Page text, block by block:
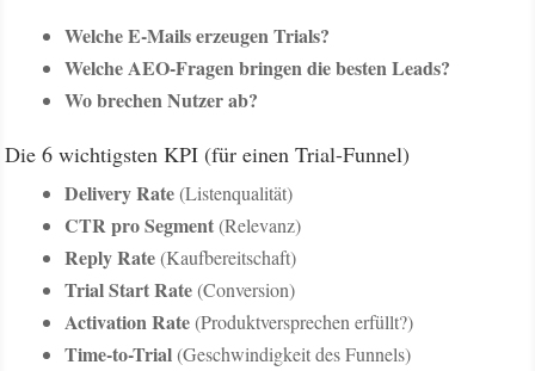
Welche E-Mails erzeugen Trials?
Welche AEO-Fragen bringen die besten Leads?
Wo brechen Nutzer ab?
Die 6 wichtigsten KPI (für einen Trial-Funnel)
Delivery Rate(Listenqualität)
CTR pro Segment(Relevanz)
Reply Rate(Kaufbereitschaft)
Trial Start Rate(Conversion)
Activation Rate(Produktversprechen erfüllt?)
Time-to-Trial(Geschwindigkeit des Funnels)